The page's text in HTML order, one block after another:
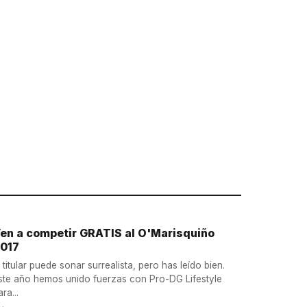
a competir GRATIS al O'Marisquiño
titular puede sonar surrealista, pero has leído bien.
año hemos unido fuerzas con Pro-DG Lifestyle